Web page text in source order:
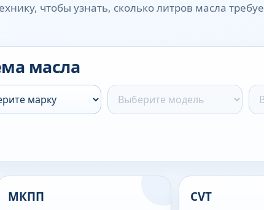
чтобы узнать, сколько литров масла
масла
МКПП CVT